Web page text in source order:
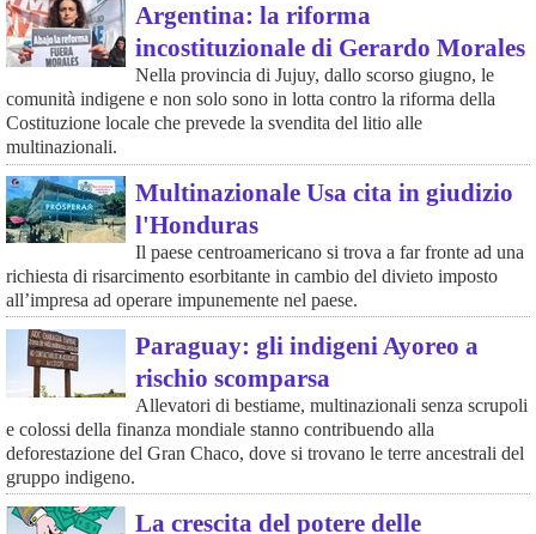
Argentina: la riforma
incostituzionale di Gerardo Morales
Nella provincia di Jujuy, dallo scorso giugno, le
comunità indigene e non solo sono in lotta contro la riforma della
Costituzione locale che prevede la svendita del litio alle
multinazionali.
Multinazionale Usa cita in giudizio
l'Honduras
Il paese centroamericano si trova a far fronte ad una
richiesta di risarcimento esorbitante in cambio del divieto imposto
all’impresa ad operare impunemente nel paese.
Paraguay: gli indigeni Ayoreo a
rischio scomparsa
Allevatori di bestiame, multinazionali senza scrupoli
e colossi della finanza mondiale stanno contribuendo alla
deforestazione del Gran Chaco, dove si trovano le terre ancestrali del
gruppo indigeno.
La crescita del potere delle